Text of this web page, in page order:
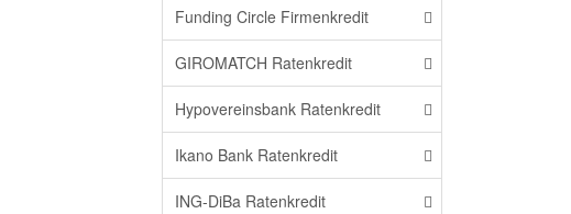
Funding Circle Firmenkredit
GIROMATCH Ratenkredit
Hypovereinsbank Ratenkredit
Ikano Bank Ratenkredit
ING-DiBa Ratenkredit